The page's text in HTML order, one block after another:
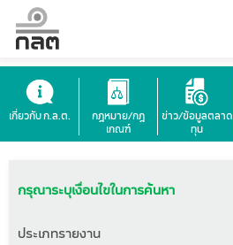
เกี่ยวกับ ก.ล.ต.
กฎหมาย/กฎ
เกณฑ์
ข่าว/ข้อมูลตลาด
ทุน
กรุณาระบุเงื่อนไขในการค้นหา
ประเภทรายงาน